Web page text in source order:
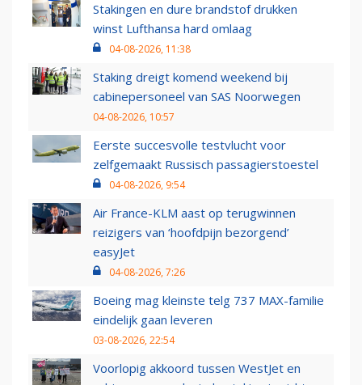
Stakingen en dure brandstof drukken
winst Lufthansa hard omlaag
04-08-2026, 11:38
Staking dreigt komend weekend bij
cabinepersoneel van SAS Noorwegen
04-08-2026, 10:57
Eerste succesvolle testvlucht voor
zelfgemaakt Russisch passagierstoestel
04-08-2026, 9:54
Air France-KLM aast op terugwinnen
reizigers van ‘hoofdpijn bezorgend’
easyJet
04-08-2026, 7:26
Boeing mag kleinste telg 737 MAX-familie
eindelijk gaan leveren
03-08-2026, 22:54
Voorlopig akkoord tussen WestJet en